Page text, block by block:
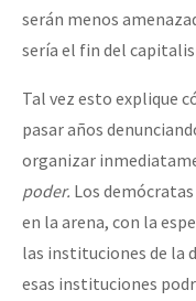
serán menos
sería el fin del
Tal vez esto explique
pasar años
organizar
poder. Los
en la arena, con la
las instituciones de la
esas instituciones